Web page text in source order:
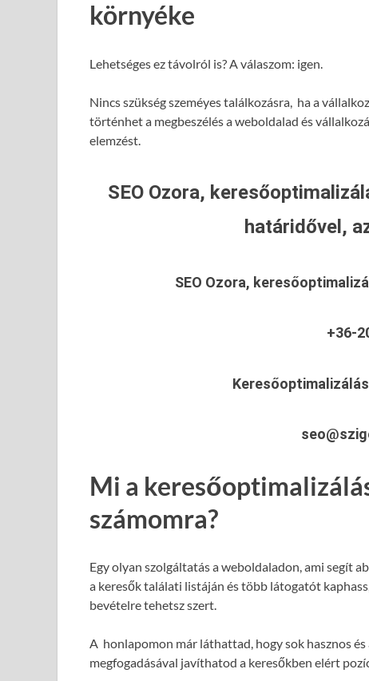
környéke
Lehetséges ez távolról is? A válaszom: igen.
Nincs szükség szeméyes találkozásra, ha a
történhet a megbeszélés a weboldalad és
elemzést.
SEO Ozora,
határidővel,
SEO Ozora,
+36-
Mi a
számomra?
Egy olyan szolgáltatás a weboldaladon, ami segít
a keresők találati listáján és több látogatót
bevételre tehetsz szert.
A honlapomon már láthattad, hogy sok hasznos
megfogadásával javíthatod a keresőkben elért